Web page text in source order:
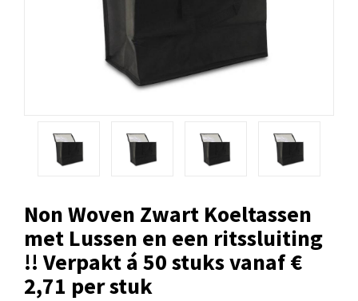
Non Woven Zwart Koeltassen
met Lussen en een ritssluiting
!! Verpakt á 50 stuks vanaf €
2,71 per stuk